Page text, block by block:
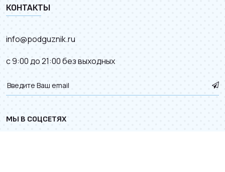
КОНТАКТЫ
info@podguznik.ru
с 9:00 до 21:00 без выходных
МЫ В СОЦСЕТЯХ